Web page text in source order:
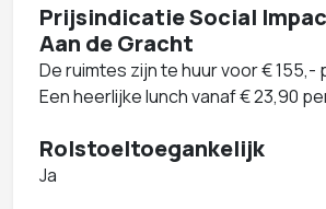
Prijsindicatie Social
Aan de Gracht
De ruimtes zijn te huur voor € 155,-
Een heerlijke lunch vanaf € 23,90
Rolstoeltoegankelijk
Ja